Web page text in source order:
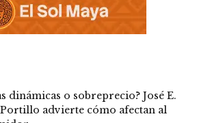
dinámicas o sobreprecio? José E.
advierte cómo afectan al